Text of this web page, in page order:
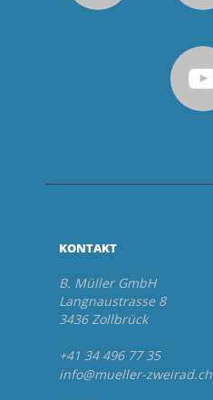
KONTAKT
B. Müller GmbH
Langnaustrasse 8
3436 Zollbrück
+41 34 496 77 35
info@mueller-zweirad.ch